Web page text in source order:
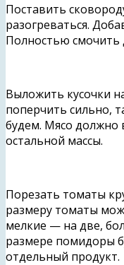
Поставить
разогреваться.
Полностью смочить
Выложить кусочки
поперчить сильно,
будем. Мясо должно
остальной массы.
Порезать томаты
размеру томаты
мелкие — на две,
размере помидоры
отдельный продукт.